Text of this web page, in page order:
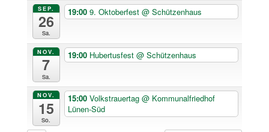
SEP.
26
Sa.
19:009. Oktoberfest@ Schützenhaus
NOV.
7
Sa.
19:00 Hubertusfest@ Schützenhaus
NOV.
15
So.
15:00Volkstrauertag@ Kommunalfriedhof
Lünen-Süd